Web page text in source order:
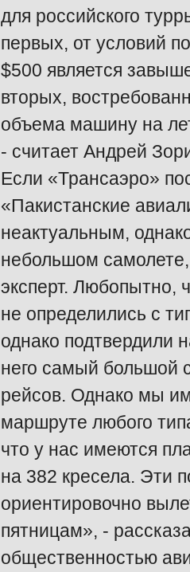
для российского
первых, от условий
$500 является
вторых,
объема машину на
- считает Андрей
Если «Трансаэро»
«Пакистанские
неактуальным,
небольшом самолете,
эксперт. Любопытно,
не определились с
однако подтвердили
него самый большой
рейсов. Однако мы
маршруте любого
что у нас имеются
на 382 кресела. Эти
ориентировочно
пятницам», -
общественностью